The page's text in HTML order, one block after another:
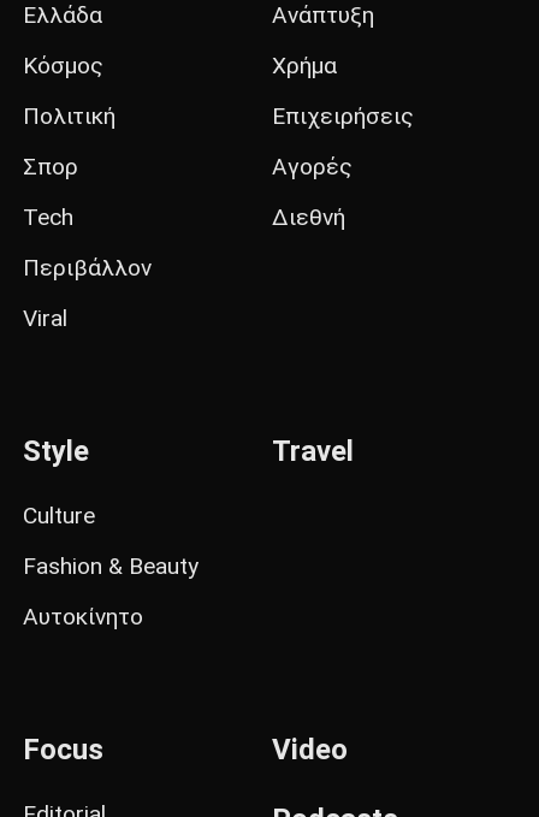
Ελλάδα
Κόσμος
Πολιτική
Σπορ
Tech
Περιβάλλον
Viral
Ανάπτυξη
Χρήμα
Επιχειρήσεις
Αγορές
Διεθνή
Style
Culture
Fashion & Beauty
Αυτοκίνητο
Travel
Focus Video